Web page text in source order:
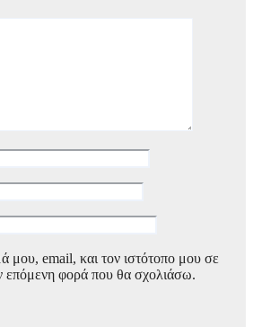
μου, email, και τον ιστότοπο μου σε
επόμενη φορά που θα σχολιάσω.